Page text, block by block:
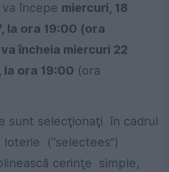
va începe miercuri, 18
la ora 19:00 (ora
încheia miercuri 22
la ora 19:00 (ora
sunt selecţionaţi în cadrul
(“selectees”)
cerinţe simple,